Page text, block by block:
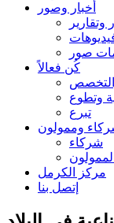
أخبار وصور
وتقارير
صور
كُن فعالاً
وتطوع
تبرع
وممولون
شركاء
الممولون
مركز الكرمل
إتصل بنا